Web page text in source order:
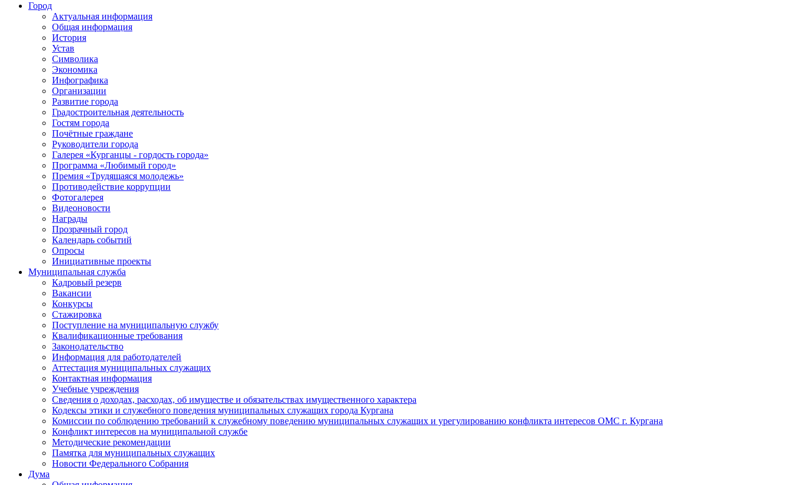
Город
Актуальная информация
Общая информация
История
Устав
Символика
Экономика
Инфографика
Организации
Развитие города
Градостроительная деятельность
Гостям города
Почётные граждане
Руководители города
Галерея «Курганцы - гордость города»
Программа «Любимый город»
Премия «Трудящаяся молодежь»
Противодействие коррупции
Фотогалерея
Видеоновости
Награды
Прозрачный город
Календарь событий
Опросы
Инициативные проекты
Муниципальная служба
Кадровый резерв
Вакансии
Конкурсы
Стажировка
Поступление на муниципальную службу
Квалификационные требования
Законодательство
Информация для работодателей
Аттестация муниципальных служащих
Контактная информация
Учебные учреждения
Сведения о доходах, расходах, об имуществе и обязательствах имущественного характера
Кодексы этики и служебного поведения муниципальных служащих города Кургана
Комиссии по соблюдению требований к служебному поведению муниципальных служащих и урегулированию конфликта интересов ОМС г. Кургана
Конфликт интересов на муниципальной службе
Методические рекомендации
Памятка для муниципальных служащих
Новости Федерального Cобрания
Дума